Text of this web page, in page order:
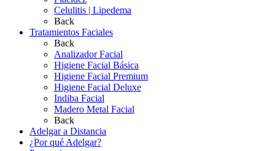
Celulitis | Lipedema
Back
Tratamientos Faciales
Back
Analizador Facial
Higiene Facial Básica
Higiene Facial Premium
Higiene Facial Deluxe
Indiba Facial
Madero Metal Facial
Back
Adelgar a Distancia
¿Por qué Adelgar?